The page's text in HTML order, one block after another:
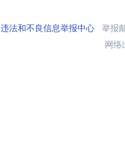
违法和不良信息举报中心举报
网